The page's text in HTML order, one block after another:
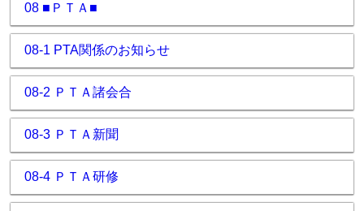
08 ■ＰＴＡ■
08-1 PTA関係のお知らせ
08-2 ＰＴＡ諸会合
08-3 ＰＴＡ新聞
08-4 ＰＴＡ研修